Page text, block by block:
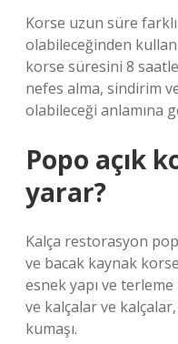
Korse uzun süre
olabileceğinden
korse süresini 8
nefes alma, sindirim
olabileceği anlamına
Popo açık
yarar?
Kalça restorasyon
ve bacak kaynak
esnek yapı ve terleme
ve kalçalar ve
kumaşı.